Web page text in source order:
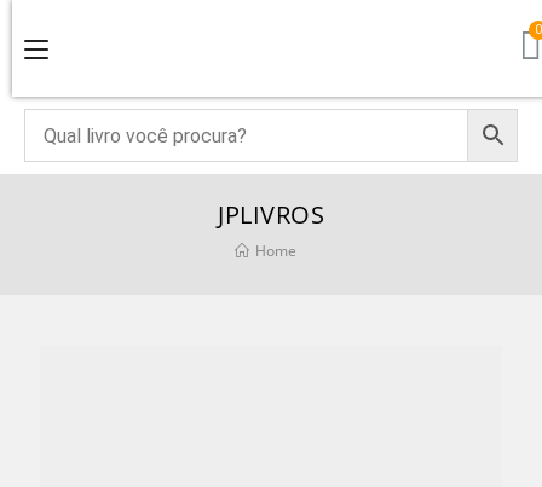
JPLIVROS
Home